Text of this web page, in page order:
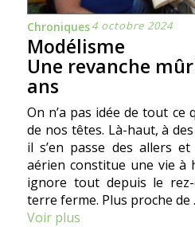
Chroniques4 octobre 2024
Modélisme
Une revanche
ans
On n’a pas idée de tout ce
de nos têtes. Là-haut, à
il s’en passe des allers
aérien constitue une vie à
ignore tout depuis le rez-
terre ferme. Plus proche de
Voir plus